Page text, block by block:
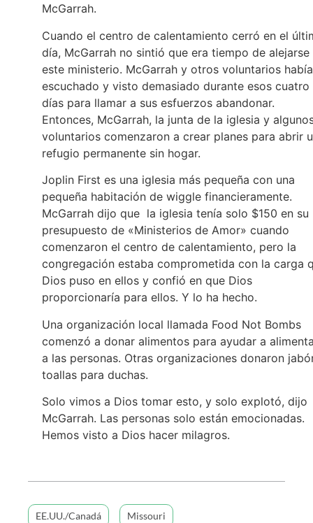
McGarrah.
Cuando el centro de calentamiento cerró en el
día, McGarrah no sintió que era tiempo de alejarse
este ministerio. McGarrah y otros voluntarios
escuchado y visto demasiado durante esos cuatro
días para llamar a sus esfuerzos abandonar.
Entonces, McGarrah, la junta de la iglesia y
voluntarios comenzaron a crear planes para abrir
refugio permanente sin hogar.
Joplin First es una iglesia más pequeña con una
pequeña habitación de wiggle financieramente.
McGarrah dijo que la iglesia tenía solo $150 en su
presupuesto de «Ministerios de Amor» cuando
comenzaron el centro de calentamiento, pero la
congregación estaba comprometida con la carga
Dios puso en ellos y confió en que Dios
proporcionaría para ellos. Y lo ha hecho.
Una organización local llamada Food Not Bombs
comenzó a donar alimentos para ayudar a
a las personas. Otras organizaciones donaron
toallas para duchas.
Solo vimos a Dios tomar esto, y solo explotó, dijo
McGarrah. Las personas solo están emocionadas.
Hemos visto a Dios hacer milagros.
EE.UU./Canadá Missouri